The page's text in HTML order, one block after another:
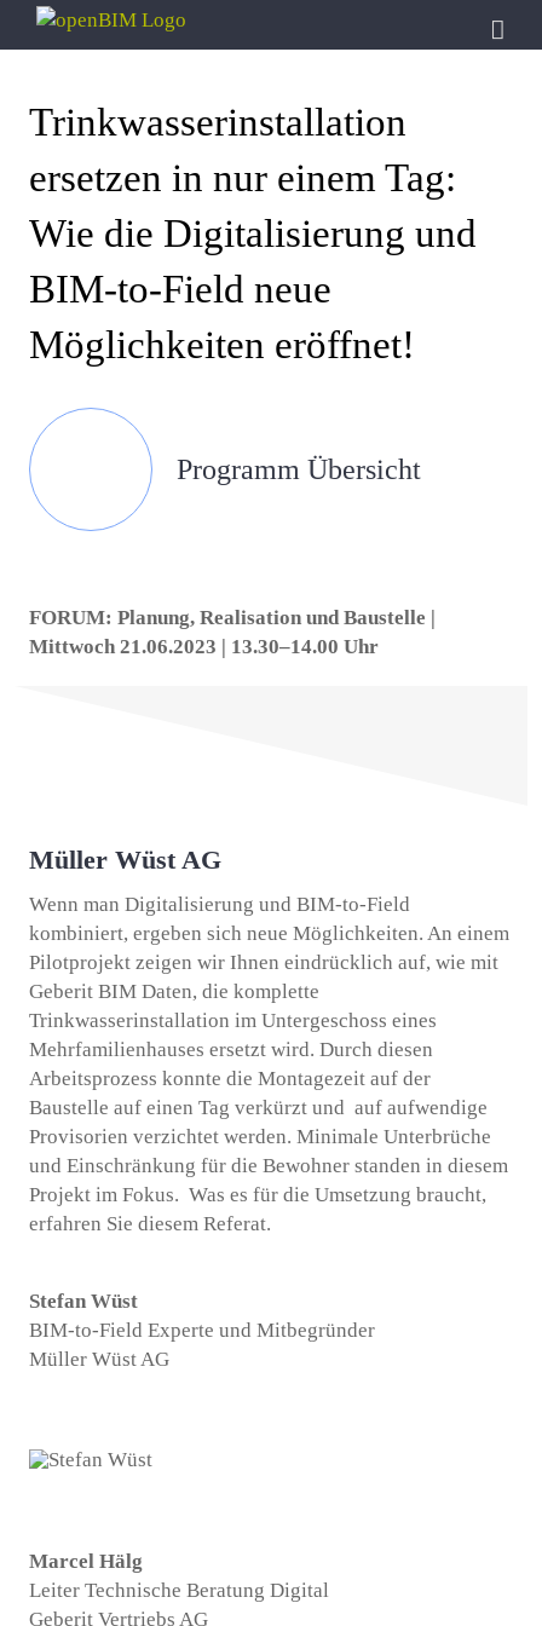
Zum
Trinkwasserinstallation
ersetzen in nur einem Tag:
Wie die Digitalisierung und
BIM-to-Field neue
Möglichkeiten eröffnet!
Programm Übersicht
FORUM: Planung, Realisation und Baustelle |
Mittwoch 21.06.2023 | 13.30–14.00 Uhr
Müller Wüst AG
Wenn man Digitalisierung und BIM-to-Field
kombiniert, ergeben sich neue Möglichkeiten. An einem
Pilotprojekt zeigen wir Ihnen eindrücklich auf, wie mit
Geberit BIM Daten, die komplette
Trinkwasserinstallation im Untergeschoss eines
Mehrfamilienhauses ersetzt wird. Durch diesen
Arbeitsprozess konnte die Montagezeit auf der
Baustelle auf einen Tag verkürzt und auf aufwendige
Provisorien verzichtet werden. Minimale Unterbrüche
und Einschränkung für die Bewohner standen in diesem
Projekt im Fokus. Was es für die Umsetzung braucht,
erfahren Sie diesem Referat.
Stefan Wüst
BIM-to-Field Experte und Mitbegründer
Müller Wüst AG
Marcel Hälg
Leiter Technische Beratung Digital
Geberit Vertriebs AG